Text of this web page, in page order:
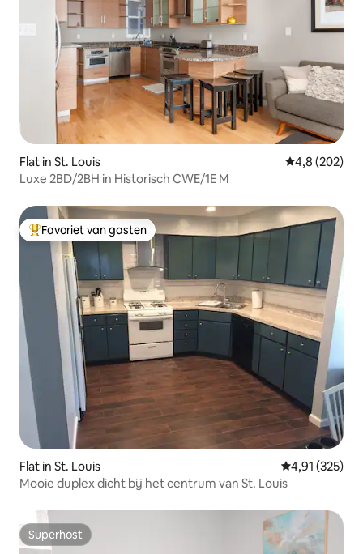
Flat in St. Louis Gemiddelde
4,8 (202)
Luxe 2BD/2BH in Historisch CWE/1E M
Topfavoriet van gasten
Favoriet van gasten
Flat in St. Louis Gemiddelde
4,91 (325)
Mooie duplex dicht bij het centrum van St. Louis
Superhost
Superhost